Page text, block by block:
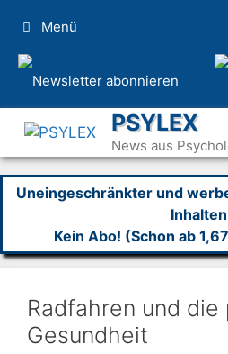
Inhalt
springen
Menü
PSYLEX
News aus
Uneingeschränkter und
Kein Abo! (Schon ab
Radfahren und
Gesundheit